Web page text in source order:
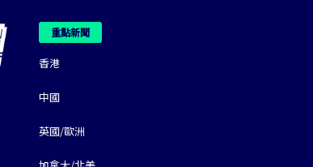
重點新聞
香港
中國
英國/歐洲